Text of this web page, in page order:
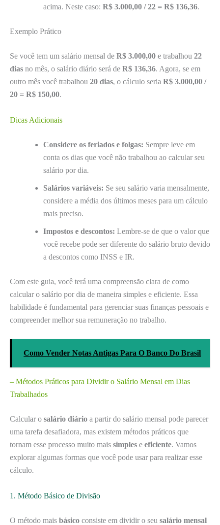
acima. Neste caso: R$ 3.000,00 / 22 = R$ 136,36.
Exemplo Prático
Se você tem um salário mensal de R$ 3.000,00 e trabalhou 22
dias no mês, o salário diário será de R$ 136,36. Agora, se em
outro mês você trabalhou 20 dias, o cálculo seria R$ 3.000,00 /
20 = R$ 150,00.
Dicas Adicionais
Considere os feriados e folgas: Sempre leve em
conta os dias que você não trabalhou ao calcular seu
salário por dia.
Salários variáveis: Se seu salário varia mensalmente,
considere a média dos últimos meses para um cálculo
mais preciso.
Impostos e descontos: Lembre-se de que o valor que
você recebe pode ser diferente do salário bruto devido
a descontos como INSS e IR.
Com este guia, você terá uma compreensão clara de como
calcular o salário por dia de maneira simples e eficiente. Essa
habilidade é fundamental para gerenciar suas finanças pessoais e
compreender melhor sua remuneração no trabalho.
Como Vender Notas Antigas Para O Banco Do Brasil
– Métodos Práticos para Dividir o Salário Mensal em Dias
Trabalhados
Calcular o salário diário a partir do salário mensal pode parecer
uma tarefa desafiadora, mas existem métodos práticos que
tornam esse processo muito mais simples e eficiente. Vamos
explorar algumas formas que você pode usar para realizar esse
cálculo.
1. Método Básico de Divisão
O método mais básico consiste em dividir o seu salário mensal